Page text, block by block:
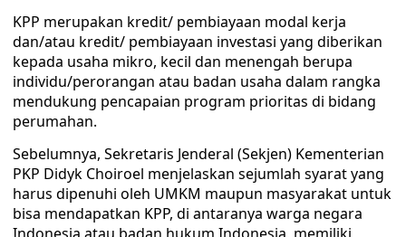
KPP merupakan kredit/ pembiayaan modal kerja
dan/atau kredit/ pembiayaan investasi yang diberikan
kepada usaha mikro, kecil dan menengah berupa
individu/perorangan atau badan usaha dalam rangka
mendukung pencapaian program prioritas di bidang
perumahan.
Sebelumnya, Sekretaris Jenderal (Sekjen) Kementerian
PKP Didyk Choiroel menjelaskan sejumlah syarat yang
harus dipenuhi oleh UMKM maupun masyarakat untuk
bisa mendapatkan KPP, di antaranya warga negara